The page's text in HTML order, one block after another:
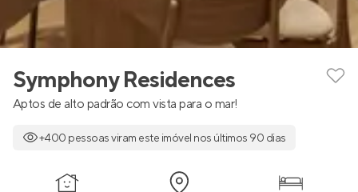
Symphony Residences
Aptos de alto padrão com vista para o mar!
+400 pessoas viram este imóvel nos últimos 90 dias